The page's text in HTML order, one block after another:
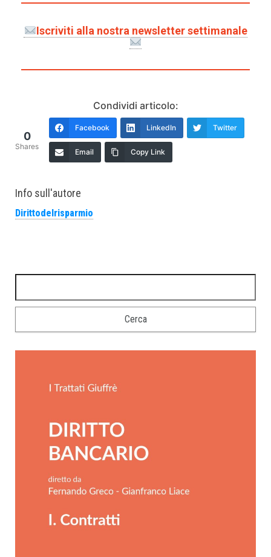
Iscriviti alla nostra newsletter settimanale
Condividi articolo:
0
Shares
Facebook LinkedIn Twitter
Email Copy Link
Info sull'autore
Dirittodelrisparmio